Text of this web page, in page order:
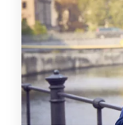
in
Gefahr“
–
Im
Dialog